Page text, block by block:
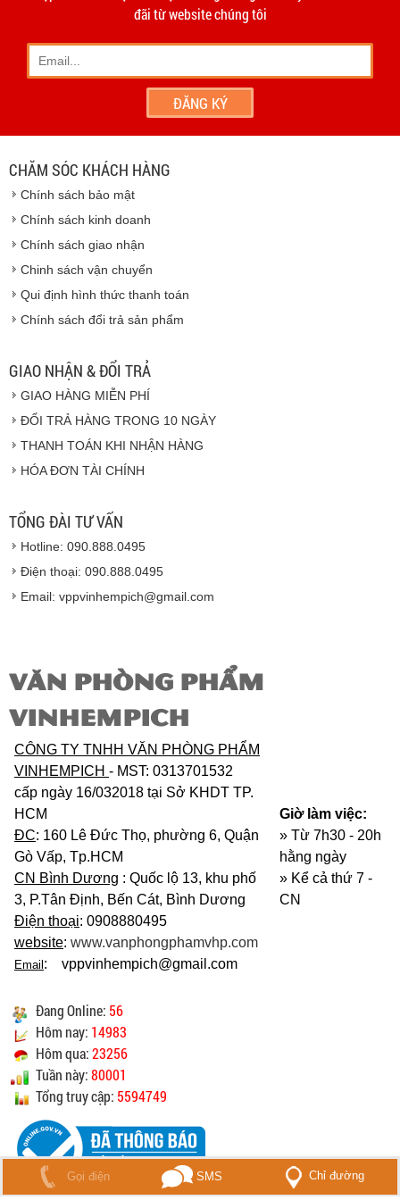
hiện trên tinh thần hợp tác, thiện chí.
- Khách hàng có thể đếngiao dịch trực tiếp tạicông ty
- Hoặc chúng tôi sẽcử nhân viên giao hàng
địa chỉ khách hàng cung cấp.
Vinhempich
CAM KẾT CHẤT LƯỢNG
Hàng hóa được giao cho quý khách là hàng mới
100% nguyên đai nguyên kiện.
Vinhempich
độ bảo hành sản phẩm đối với nhà sản xuất hoặc
nhà nhập khẩu nếu sản phẩm bị lỗi hoặc hỏng hóc
đãi từ website chúng tôi
CHĂM SÓC KHÁCH HÀNG
Chính sách bảo mật
Chính sách kinh doanh
Chính sách giao nhận
Chinh sách vận chuyển
Qui định hình thức thanh toán
Chính sách đổi trả sản phẩm
GIAO NHẬN & ĐỔI TRẢ
GIAO HÀNG MIỄN PHÍ
ĐỔI TRẢ HÀNG TRONG 10 NGÀY
THANH TOÁN KHI NHẬN HÀNG
HÓA ĐƠN TÀI CHÍNH
TỔNG ĐÀI TƯ VẤN
Hotline: 090.888.0495
Điện thoại: 090.888.0495
Email: vppvinhempich@gmail.com
VĂN PHÒNG PHẨM
VINHEMPICH
CÔNG TY TNHH VĂN PHÒNG PHẨM
VINHEMPICH - MST: 0313701532
cấp ngày 16/032018 tại Sở KHDT TP.
HCM
ĐC: 160 Lê Đức Thọ, phường 6, Quận
Gò Vấp, Tp.HCM
CN Bình Dương : Quốc lộ 13, khu phố
3, P.Tân Định, Bến Cát, Bình Dương
Điện thoại: 0908880495
website: www.vanphongphamvhp.com
Email : vppvinhempich@gmail.com
Giờ làm việc:
» Từ 7h30 - 20h
hằng ngày
» Kể cả thứ 7 -
CN
Đang Online: 56
Hôm nay: 14983
Hôm qua:23256
Tuần này:80001
Tổng truy cập: 5594749
Gọi điện SMS Chỉ đường